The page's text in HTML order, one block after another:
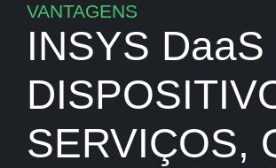
VANTAGENS
INSYS
SERVIÇOS,